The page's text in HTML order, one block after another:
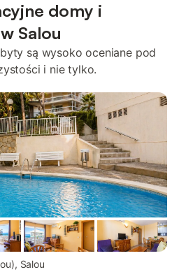
domy i
Salou
są wysoko oceniane pod
i nie tylko.
Salou